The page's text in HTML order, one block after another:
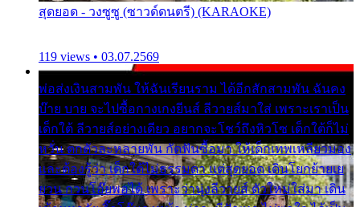
สุดยอด - วงซูซู (ซาวด์ดนตรี) (KARAOKE)
119 views • 03.07.2569
พ่อส่งเงินสามพัน ให้ฉันเรียนราม ได้อีกสักสามพัน ฉันคง
บ๊าย บาย จะไปซื้อกางเกงยีนส์ ลีวายส์มาใส่ เพราะเราเป็น
เด็กใต้ ลีวายส์อย่างเดียว อยากจะโชว์ถึงหิวโซ เด็กใต้ก็ไม่
หวั่น ตกตัวละหลายพัน กัดฟันซื้อมา ให้เด็กเทพเหลียวมอง
และต้องรู้ว่า เด็กใต้ไม่ธรรมดา แต่สุดยอด เดินโยกย้ายเย
ยวน กวนโอ๊ยพอได้ เพราะว่านุ่งลีวายส์ ตัวใหม่ใส่มา เดิน